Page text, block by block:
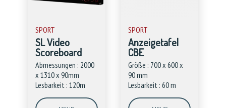
SPORT
SL Video
Scoreboard
Abmessungen : 2000
x 1310 x 90mm
Lesbarkeit : 120m
SPORT
Anzeigetafel
CBE
Größe : 700 x 600 x
90 mm
Lesbarkeit : 60 m